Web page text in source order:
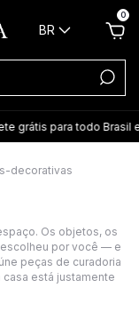
BR
0
todo Brasil em itens
decorativas
Os objetos, os
por você — e
peças de curadoria
está justamente